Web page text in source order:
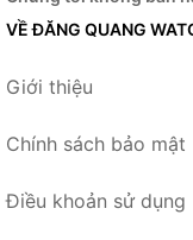
VỀ ĐĂNG QUANG
Giới thiệu
Chính sách bảo mật
Điều khoản sử dụng